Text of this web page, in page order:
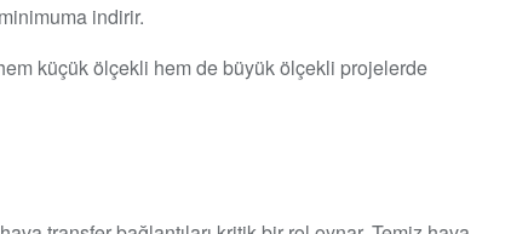
indirir.
küçük ölçekli hem de büyük ölçekli projelerde